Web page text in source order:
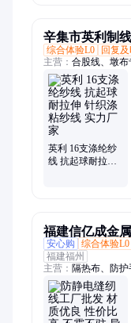
辛集市英利制
综合体验L0
回复
主营： 合股线、墩布
合股线、牢靠绳线
英利 16支涤纶纱
线 抗起球耐拉伸
福建信亿成金
安心购
综合体验L0
福建福州
主营： 隔热布、防
管、纤维烧结毡、
纤维毡、隔热阻燃
料、不锈钢编织线